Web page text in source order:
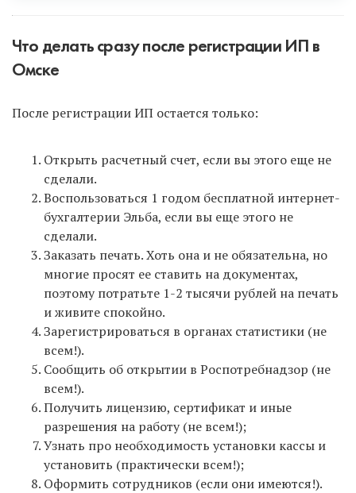
дарит 1 год бесплатного обслуживания на
регистрации ИП зарегистрируйтесь в Эльбе по
ЭТОЙ ССЫЛКЕ
В инструкции после формирования документов в
нашем сервисе вам на почту также придет ссылка
для регистрации в Эльбе.
Интернет-бухгалтерия «Мое дело»
отличный вариант. Сервис не дает 1 года
бесплатно, но по отзывам предпринимателей
имеет чуть больший функционал, и можно
полноценно работать даже на ОСНО. Мы тоже
являемся пользователями «Моего дела», поэтому
смело можем рекомендовать. Можете
зарегистрироваться поЭТОЙ ССЫЛКЕ
Что делать сразу после регистрации ИП в
Омске
После регистрации ИП остается только:
Открыть расчетный счет, если вы этого еще не
сделали.
Воспользоваться 1 годом бесплатной интернет-
бухгалтерии Эльба, если вы еще этого не
сделали.
Заказать печать. Хоть она и не обязательна, но
многие просят ее ставить на документах,
поэтому потратьте 1-2 тысячи рублей на печать
и живите спокойно.
Зарегистрироваться в органах статистики (не
всем!).
Сообщить об открытии в Роспотребнадзор (не
всем!).
Получить лицензию, сертификат и иные
разрешения на работу (не всем!);
Узнать про необходимость установки кассы и
установить (практически всем!);
Оформить сотрудников (если они имеются!).